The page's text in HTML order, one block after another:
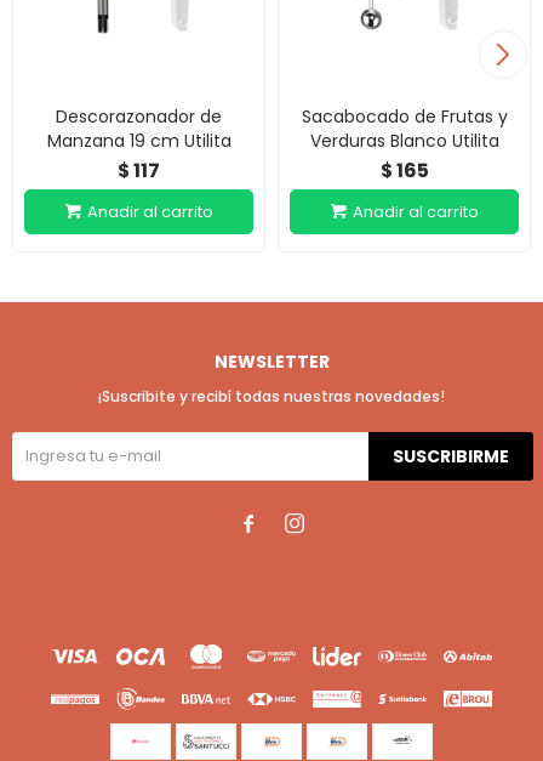
Descorazonador de
Manzana 19 cm Utilita
$117
Sacabocado de Frutas y
Verduras Blanco Utilita
$165
NEWSLETTER
¡Suscribite y recibí todas nuestras novedades!
SUSCRIBIRME
 